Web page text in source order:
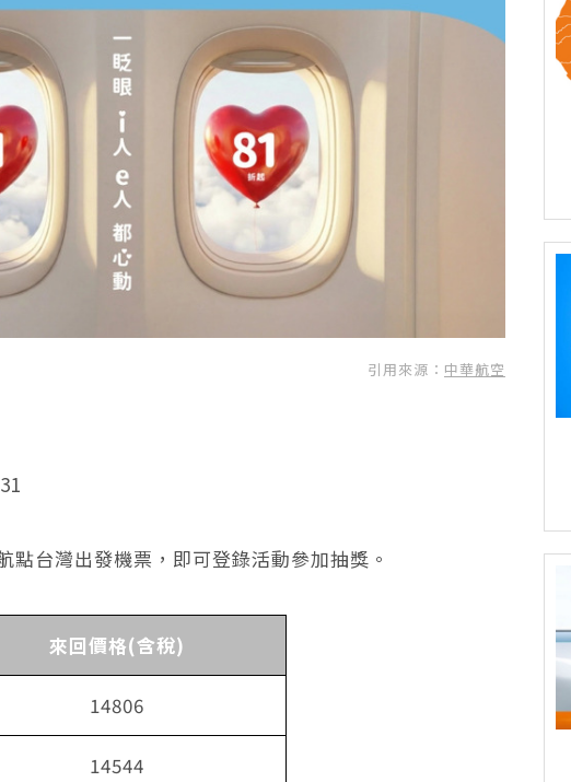
引用來源： 中華航空
點台灣出發機票，即可登錄活動參加抽獎。
來回價格(含稅)
14806
14544